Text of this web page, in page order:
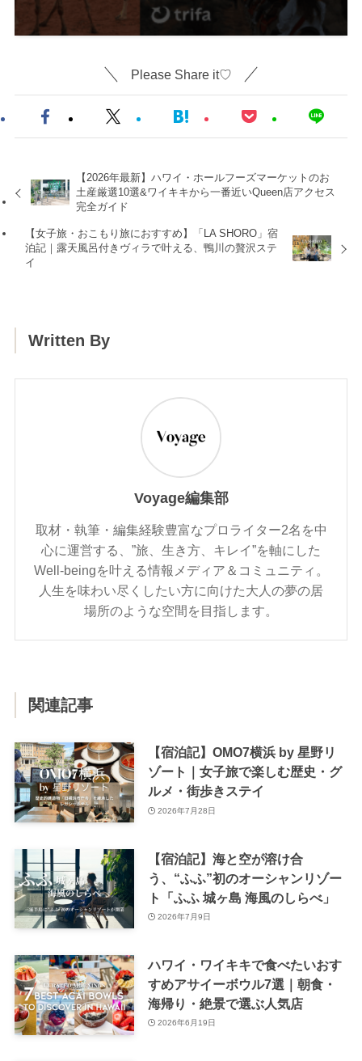
Please Share it♡
【2026年最新】ハワイ・ホールフーズマーケットのお
土産厳選10選&ワイキキから一番近いQueen店アクセス
完全ガイド
【女子旅・おこもり旅におすすめ】「LA SHORO」宿
泊記｜露天風呂付きヴィラで叶える、鴨川の贅沢ステ
イ
Written By
Voyage編集部
取材・執筆・編集経験豊富なプロライター2名を中
心に運営する、”旅、生き方、キレイ”を軸にした
Well-beingを叶える情報メディア＆コミュニティ。
人生を味わい尽くしたい方に向けた大人の夢の居
場所のような空間を目指します。
関連記事
【宿泊記】OMO7横浜 by 星野リ
ゾート｜女子旅で楽しむ歴史・グ
ルメ・街歩きステイ
2026年7月28日
【宿泊記】海と空が溶け合
う、“ふふ”初のオーシャンリゾー
ト「ふふ 城ヶ島 海風のしらべ」
2026年7月9日
ハワイ・ワイキキで食べたいおす
すめアサイーボウル7選｜朝食・
海帰り・絶景で選ぶ人気店
2026年6月19日